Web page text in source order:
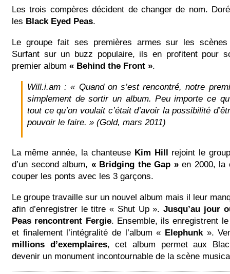
Les trois compères décident de changer de nom.
les Black Eyed Peas.
Le groupe fait ses premières armes sur les
Surfant sur un buzz populaire, ils en profitent pour
premier album « Behind the Front ».
Will.i.am : « Quand on s’est rencontré, notre
simplement de sortir un album. Peu importe ce
tout ce qu’on voulait c’était d’avoir la possibilité
pouvoir le faire. » (Gold, mars 2011)
La même année, la chanteuse Kim Hill rejoint le
d’un second album, « Bridging the Gap »en 2000, la
couper les ponts avec les 3 garçons.
Le groupe travaille sur un nouvel album mais il leur
afin d’enregistrer le titre « Shut Up ».Jusqu’au jour
Peas rencontrent Fergie. Ensemble, ils enregistrent
et finalement l’intégralité de l’album « Elephunk».
millions d’exemplaires, cet album permet aux
devenir un monument incontournable de la scène